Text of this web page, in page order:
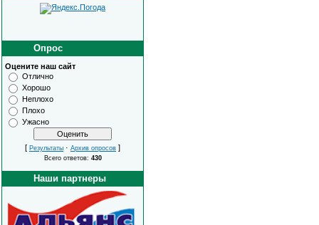
Опрос
Оцените наш сайт
Отлично
Хорошо
Неплохо
Плохо
Ужасно
[ Результаты · Архив опросов ]
Всего ответов: 430
Наши партнеры